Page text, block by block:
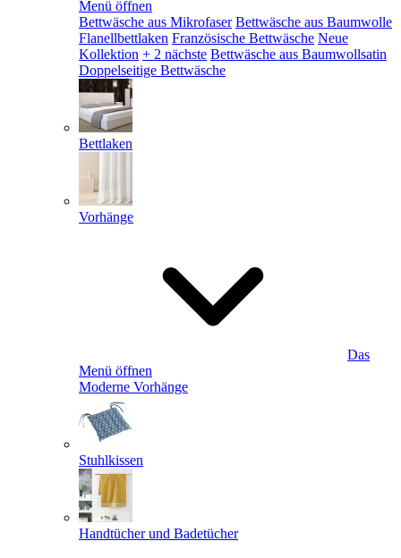
Menü öffnen
Bettwäsche aus Mikrofaser Bettwäsche aus Baumwolle
Flanellbettlaken Französische Bettwäsche Neue
Kollektion + 2 nächste Bettwäsche aus Baumwollsatin
Doppelseitige Bettwäsche
Bettlaken
Vorhänge
Das
Menü öffnen
Moderne Vorhänge
Stuhlkissen
Handtücher und Badetücher